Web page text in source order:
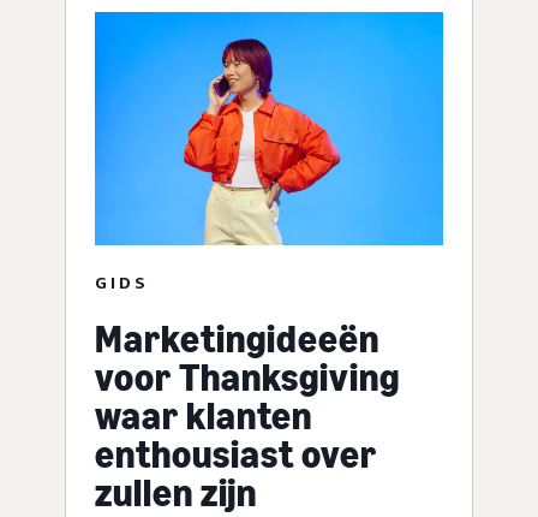
GIDS
Marketingideeën
voor Thanksgiving
waar klanten
enthousiast over
zullen zijn